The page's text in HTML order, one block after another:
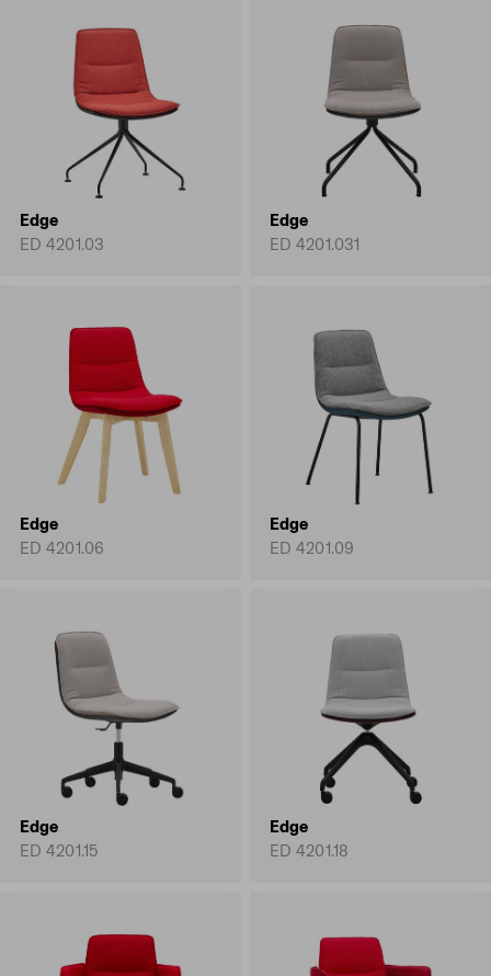
Edge
ED 4201.03
Edge
ED 4201.031
Edge
ED 4201.06
Edge
ED 4201.09
Edge
ED 4201.15
Edge
ED 4201.18